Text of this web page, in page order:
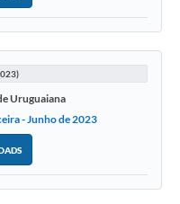
Uruguaiana
- Junho de 2023